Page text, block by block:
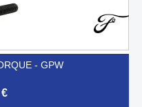
- GPW